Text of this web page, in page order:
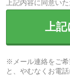
上記内容に同意い
上記
※メール連絡をご希
と、やむなくお電